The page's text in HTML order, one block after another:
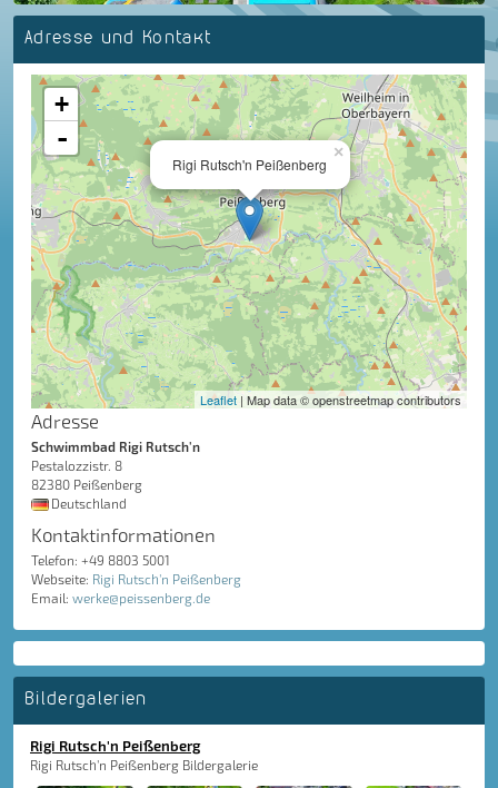
Adresse und Kontakt
×
Rigi Rutsch'n Peißenberg
+
-
Leaflet | Map data © openstreetmap contributors
Adresse
Schwimmbad Rigi Rutsch'n
Pestalozzistr. 8
82380 Peißenberg
Deutschland
Kontaktinformationen
Telefon: +49 8803 5001
Webseite: Rigi Rutsch'n Peißenberg
Email: werke@peissenberg.de
Bildergalerien
Rigi Rutsch'n Peißenberg
Rigi Rutsch'n Peißenberg Bildergalerie